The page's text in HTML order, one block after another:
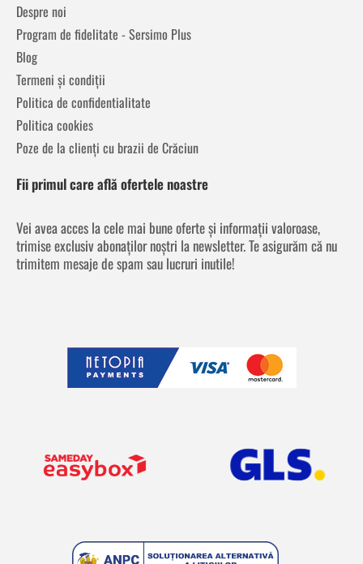
Despre noi
Program de fidelitate - Sersimo Plus
Blog
Termeni și condiții
Politica de confidentialitate
Politica cookies
Poze de la clienți cu brazii de Crăciun
Fii primul care află ofertele noastre
Vei avea acces la cele mai bune oferte și informații valoroase,
trimise exclusiv abonaților noștri la newsletter. Te asigurăm că nu
trimitem mesaje de spam sau lucruri inutile!